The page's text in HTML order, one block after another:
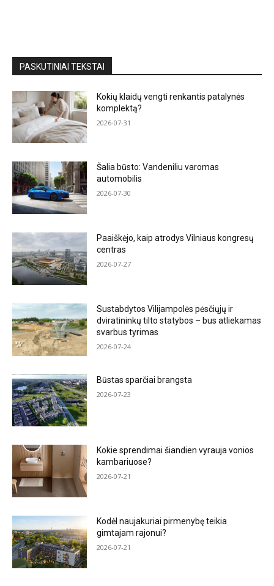
PASKUTINIAI TEKSTAI
Kokių klaidų vengti renkantis patalynės
komplektą?
2026-07-31
Šalia būsto: Vandeniliu varomas
automobilis
2026-07-30
Paaiškėjo, kaip atrodys Vilniaus kongresų
centras
2026-07-27
Sustabdytos Vilijampolės pėsčiųjų ir
dviratininkų tilto statybos – bus atliekamas
svarbus tyrimas
2026-07-24
Būstas sparčiai brangsta
2026-07-23
Kokie sprendimai šiandien vyrauja vonios
kambariuose?
2026-07-21
Kodėl naujakuriai pirmenybę teikia
gimtajam rajonui?
2026-07-21